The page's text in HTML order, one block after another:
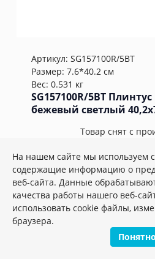
Артикул: SG157100R/5BT
Размер: 7.6*40.2 см
Вес: 0.531 кг
SG157100R/5BT
бежевый светлый
Товар снят с
На нашем сайте мы используем
содержащие информацию о
веб-сайта. Данные
качества работы нашего веб-
использовать cookie файлы,
браузера.
Понятно